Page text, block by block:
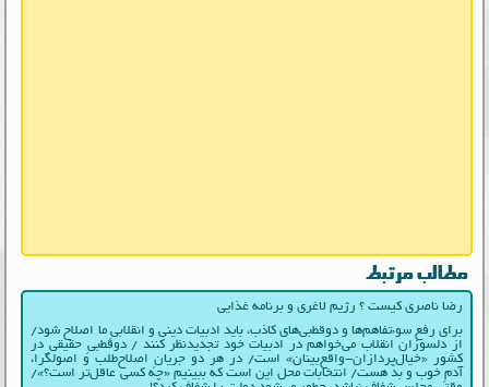
مطالب مرتبط
رضا ناصری کیست ؟ رژیم لاغری و برنامه غذایی
برای رفع سوءتفاهم‌ها و دوقطبی‌های کاذب، باید ادبیات دینی و انقلابیِ ما اصلاح شود/
از دلسوزان انقلاب می‌خواهم در ادبیات‌ خود تجدیدنظر کنند / دوقطبیِ حقیقی در
کشور «خیال‌پردازان-واقع‌بینان» است/ در هر دو جریانِ اصلاح‌طلب و اصولگرا،
آدمِ خوب و بد هست/ انتخابات محل این است که ببینیم «چه کسی عاقل‌تر است؟»/